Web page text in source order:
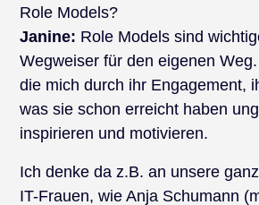
Role Models?
Janine: Role Models sind
Wegweiser für den eigenen
die mich durch ihr Engagement,
was sie schon erreicht haben
inspirieren und motivieren.
Ich denke da z.B. an unsere
IT-Frauen, wie Anja Schumann